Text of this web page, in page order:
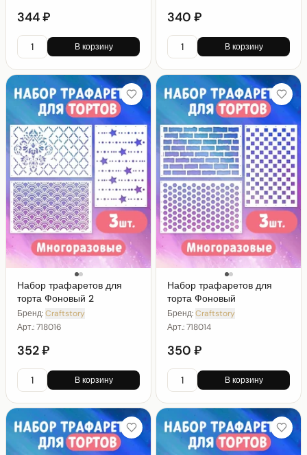
344 ₽
В корзину
340 ₽
В корзину
Набор трафаретов для
торта Фоновый 2
Бренд:Craftstory
Арт.:718016
352 ₽
В корзину
Набор трафаретов для
торта Фоновый
Бренд:Craftstory
Арт.:718014
350 ₽
В корзину